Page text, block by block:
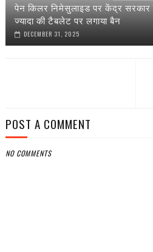
पेन किलर निमेसुलाइड पर केंद्र
ज्यादा की टैबलेट पर लगाया बैन
DECEMBER 31, 2025
POST A COMMENT
NO COMMENTS